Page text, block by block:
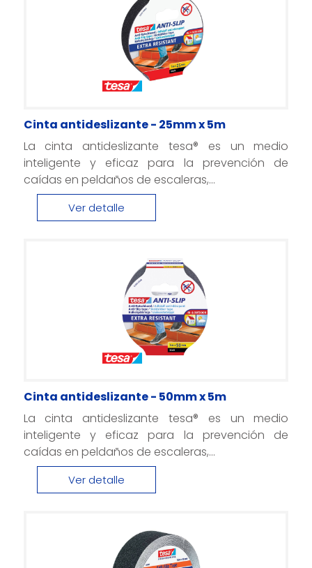
Cinta antideslizante - 25mm x 5m
La cinta antideslizante tesa® es un medio
inteligente y eficaz para la prevención de
caídas en peldaños de escaleras,...
Ver detalle
Cinta antideslizante - 50mm x 5m
La cinta antideslizante tesa® es un medio
inteligente y eficaz para la prevención de
caídas en peldaños de escaleras,...
Ver detalle